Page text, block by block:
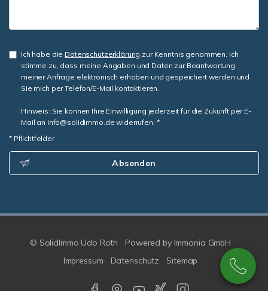
Ich habe die Datenschutzerklärung zur Kenntnis genommen. Ich
stimme zu, dass meine Angaben und Daten zur Beantwortung
meiner Anfrage elektronisch erhoben und gespeichert werden und
Sie mich per Telefon/E-Mail kontaktieren.
Hinweis: Sie können Ihre Einwilligung jederzeit für die Zukunft per E-
Mail an info@solidimmo.de widerrufen. *
* Pflichtfelder
Absenden
© SolidImmo Udo Roth Powered by Immonia GmbH
Impressum
Datenschutz Sitemap